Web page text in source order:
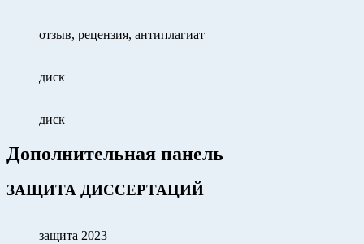
отзыв, рецензия, антиплагиат
диск
диск
Дополнительная панель
ЗАЩИТА ДИССЕРТАЦИЙ
защита 2023